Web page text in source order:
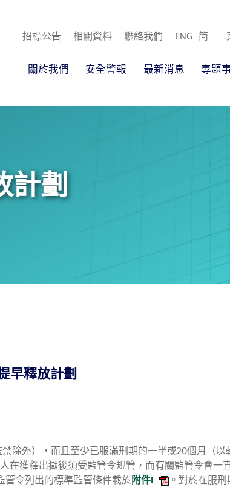
招標公告
相關資料 聯絡我們 ENG 简
關於我們 安全警報 最新消息 專題
計劃
早釋放計劃
除外），而且至少已服滿刑期的一半或20個月（
獲釋出獄後須受監管令規管，而有關監管令會一
令列出的標準監管條件載於附件I
。對於在服